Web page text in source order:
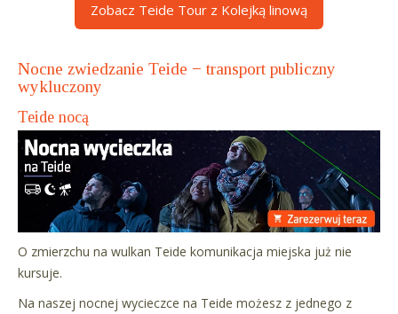
Zobacz Teide Tour z Kolejką linową
Nocne zwiedzanie Teide − transport publiczny
wykluczony
Teide nocą
O zmierzchu na wulkan Teide komunikacja miejska już nie
kursuje.
Na naszej nocnej wycieczce na Teide możesz z jednego z